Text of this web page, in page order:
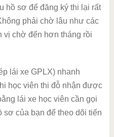
hồ sơ để đăng ký thi lại rất
phải chờ lâu như các
vị chờ đến hơn tháng rồi
lái xe GPLX) nhanh
học viên thi đỗ nhận được
lái xe học viên cần gọi
của bạn để theo dõi tiến